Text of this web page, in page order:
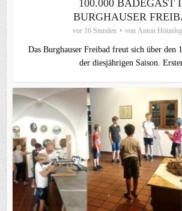
100.000 BADEGAST
BURGHAUSER
vor 16 Stunden von Anton
Das Burghauser Freibad freut sich über den
der diesjährigen Saison.